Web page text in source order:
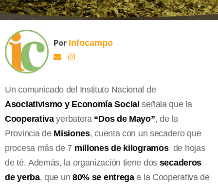
Por Infocampo
Un comunicado del Instituto Nacional de
Asociativismo y Economía Social señala que la
Cooperativayerbatera “Dos de Mayo”, de la
Provincia de Misiones, cuenta con un secadero que
procesa más de 7 millones de kilogramos de hojas
de té. Además, la organización tiene dos secaderos
de yerba, que un 80% se entregaa la Cooperativa de